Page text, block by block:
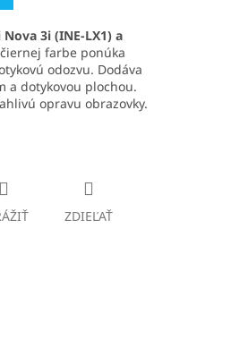
3i (INE-LX1) a
farbe ponúka
odozvu. Dodáva
a dotykovou plochou.
opravu obrazovky.
ZDIEĽAŤ